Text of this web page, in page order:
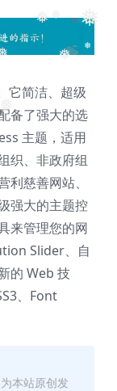
❅
❅ ❅
它简洁、超级
备了强大的选
主题，适用
织、非政府组
慈善网站、
强大的主题控
来管理您的网
Slider、自
的 Web 技
、Font
本站原创发